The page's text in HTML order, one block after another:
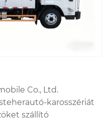
Co., Ltd.
karosszériát
szállító